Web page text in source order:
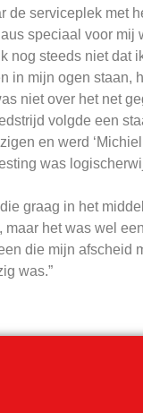
de serviceplek met
speciaal voor mij
nog steeds niet dat
in mijn ogen staan,
niet over het net
volgde een
en werd ‘Michiel
was
graag in het
maar het was wel
die mijn afscheid
was.”